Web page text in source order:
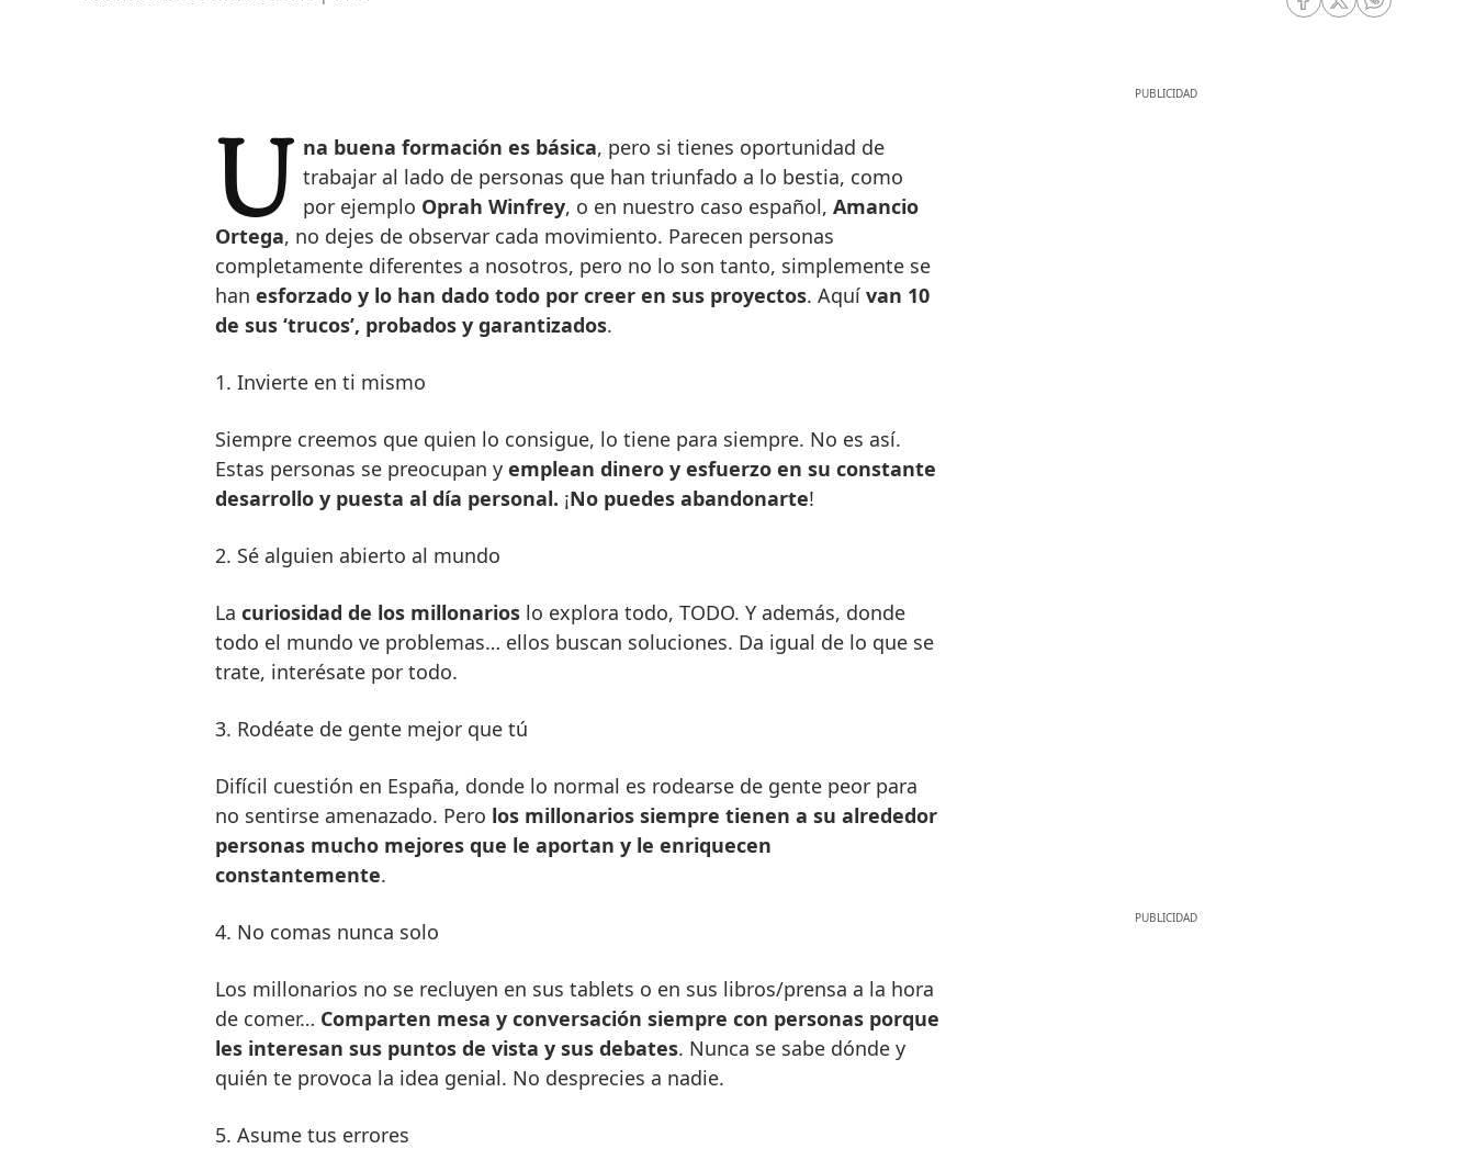
RRSS Facebook
RRSS Twitter
RRSS
Una buena formación es básica, pero si tienes oportunidad de
trabajar al lado de personas que han triunfado a lo bestia, como
por ejemplo Oprah Winfrey, o en nuestro caso español, Amancio
Ortega, no dejes de observar cada movimiento. Parecen personas
completamente diferentes a nosotros, pero no lo son tanto, simplemente se
han esforzado y lo han dado todo por creer en sus proyectos. Aquí van 10
de sus ‘trucos’, probados y garantizados.
1. Invierte en ti mismo
Siempre creemos que quien lo consigue, lo tiene para siempre. No es así.
Estas personas se preocupan y emplean dinero y esfuerzo en su constante
desarrollo y puesta al día personal. ¡No puedes abandonarte!
2. Sé alguien abierto al mundo
La curiosidad de los millonarioslo explora todo, TODO. Y además, donde
todo el mundo ve problemas… ellos buscan soluciones. Da igual de lo que se
trate, interésate por todo.
3. Rodéate de gente mejor que tú
Difícil cuestión en España, donde lo normal es rodearse de gente peor para
no sentirse amenazado. Pero los millonarios siempre tienen a su alrededor
personas mucho mejores que le aportan y le enriquecen
constantemente.
4. No comas nunca solo
Los millonarios no se recluyen en sus tablets o en sus libros/prensa a la hora
de comer… Comparten mesa y conversación siempre con personas porque
les interesan sus puntos de vista y sus debates. Nunca se sabe dónde y
quién te provoca la idea genial. No desprecies a nadie.
5. Asume tus errores